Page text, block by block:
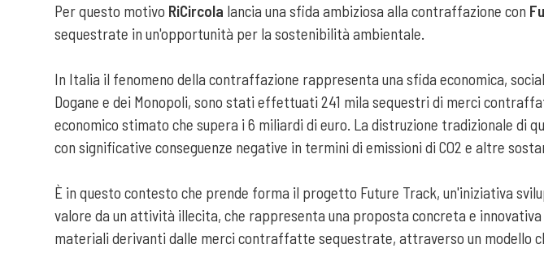
Per questo motivo RiCircola lancia una sfida ambiziosa alla contraffazione con
sequestrate in un'opportunità per la sostenibilità ambientale.
In Italia il fenomeno della contraffazione rappresenta una sfida economica,
Dogane e dei Monopoli, sono stati effettuati 241 mila sequestri di merci
economico stimato che supera i 6 miliardi di euro. La distruzione tradizionale
con significative conseguenze negative in termini di emissioni di CO2 e altre
È in questo contesto che prende forma il progetto Future Track, un'iniziativa
valore da un attività illecita, che rappresenta una proposta concreta e
materiali derivanti dalle merci contraffatte sequestrate, attraverso un modello